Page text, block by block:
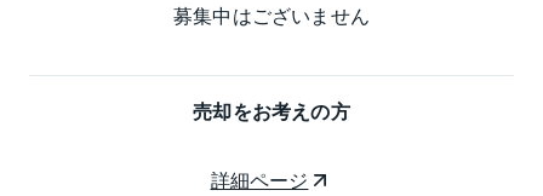
募集中はございません
売却をお考えの方
詳細ページ